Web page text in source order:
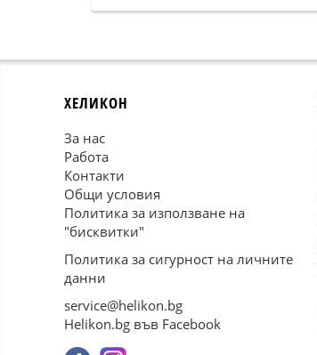
ХЕЛИКОН
За нас
Работа
Контакти
Общи условия
Политика за използване на
"бисквитки"
Политика за сигурност на личните
данни
service@helikon.bg
Helikon.bg във Facebook